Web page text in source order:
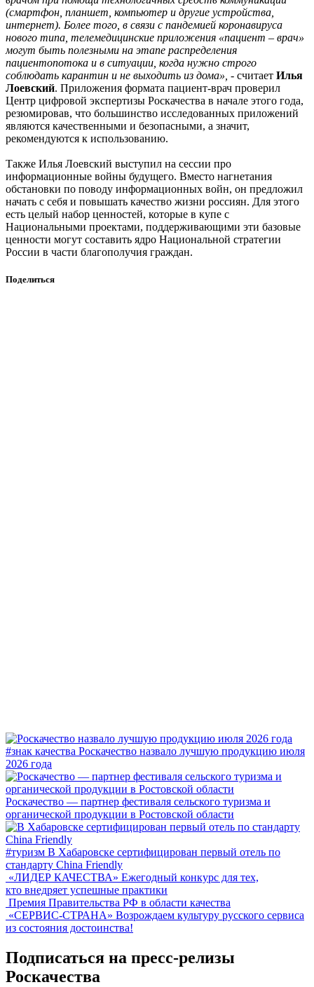
(смартфон, планшет, компьютер и другие устройства,
интернет). Более того, в связи с пандемией коронавируса
нового типа, телемедицинские приложения «пациент – врач»
могут быть полезными на этапе распределения
пациентопотока и в ситуации, когда нужно строго
соблюдать карантин и не выходить из дома», - считает Илья
Лоевский. Приложения формата пациент-врач проверил
Центр цифровой экспертизы Роскачества в начале этого года,
резюмировав, что большинство исследованных приложений
являются качественными и безопасными, а значит,
рекомендуются к использованию.
Также Илья Лоевский выступил на сессии про
информационные войны будущего. Вместо нагнетания
обстановки по поводу информационных войн, он предложил
начать с себя и повышать качество жизни россиян. Для этого
есть целый набор ценностей, которые в купе с
Национальными проектами, поддерживающими эти базовые
ценности могут составить ядро Национальной стратегии
России в части благополучия граждан.
Поделиться
#знак качества Роскачество назвало лучшую продукцию июля
2026 года
Роскачество — партнер фестиваля сельского туризма и
органической продукции в Ростовской области
#туризм В Хабаровске сертифицирован первый отель по
стандарту China Friendly
«ЛИДЕР КАЧЕСТВА» Ежегодный конкурс для тех,
кто внедряет успешные практики
Премия Правительства РФ в области качества
«СЕРВИС-СТРАНА» Возрождаем культуру русского сервиса
из состояния достоинства!
Подписаться на пресс-релизы
Роскачества